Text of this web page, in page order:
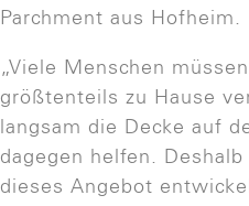
Parchment aus Hofheim.
„Viele Menschen
größtenteils zu Hause
langsam die Decke auf
dagegen helfen.
dieses Angebot